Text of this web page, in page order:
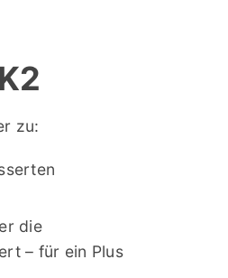
zu:
die
– für ein Plus